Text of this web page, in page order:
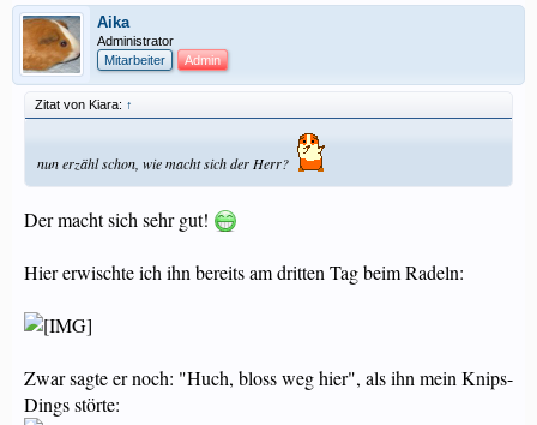
Aika
Administrator
Mitarbeiter
Admin
Zitat von Kiara: ↑
nun erzähl schon, wie macht sich der Herr?
Der macht sich sehr gut!
Hier erwischte ich ihn bereits am dritten Tag beim Radeln:
Zwar sagte er noch: "Huch, bloss weg hier", als ihn mein Knips-
Dings störte: